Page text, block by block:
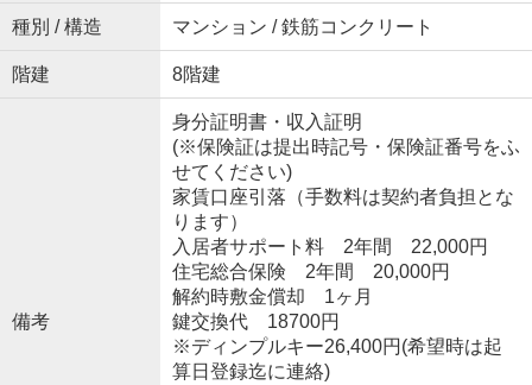
種別 / 構造 マンション / 鉄筋コンクリート
階建 8階建
備考
身分証明書・収入証明
(※保険証は提出時記号・保険証番号をふ
せてください)
家賃口座引落（手数料は契約者負担とな
ります）
入居者サポート料 2年間 22,000円
住宅総合保険 2年間 20,000円
解約時敷金償却 1ヶ月
鍵交換代 18700円
※ディンプルキー26,400円(希望時は起
算日登録迄に連絡)